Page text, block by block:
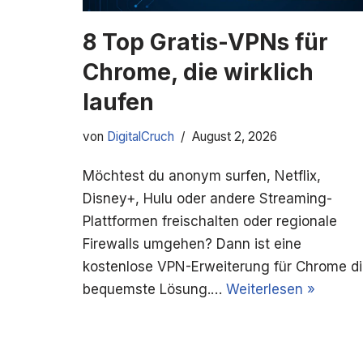
8 Top Gratis-VPNs für
Chrome, die wirklich
laufen
von DigitalCruch August 2, 2026
Möchtest du anonym surfen, Netflix,
Disney+, Hulu oder andere Streaming-
Plattformen freischalten oder regionale
Firewalls umgehen? Dann ist eine
kostenlose VPN-Erweiterung für Chrome
bequemste Lösung.… Weiterlesen »